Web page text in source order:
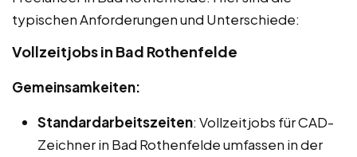
typischen Anforderungen und Unterschiede:
Vollzeitjobs in Bad Rothenfelde
Gemeinsamkeiten:
Standardarbeitszeiten: Vollzeitjobs für CAD-
Zeichner in Bad Rothenfelde umfassen in der